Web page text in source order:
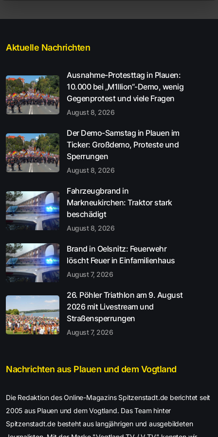
Aktuelle Nachrichten
Ausnahme-Protesttag in Plauen:
10.000 bei „M1llion“-Demo, wenig
Gegenprotest und viele Fragen
August 8, 2026
Der Demo-Samstag in Plauen im
Ticker: Großdemo, Proteste und
Sperrungen
August 8, 2026
Fahrzeugbrand in
Markneukirchen: Traktor stark
beschädigt
August 8, 2026
Brand in Oelsnitz: Feuerwehr
löscht Feuer in Einfamilienhaus
August 7, 2026
26. Pöhler Triathlon am 9. August
2026 mit Livestream und
Straßensperrungen
August 7, 2026
Nachrichten aus Plauen und dem Vogtland
Die Redaktion des Online-Magazins Spitzenstadt.de berichtet seit
2005 aus Plauen und dem Vogtland. Das Team hinter
Spitzenstadt.de besteht aus langjährigen und ausgebildeten